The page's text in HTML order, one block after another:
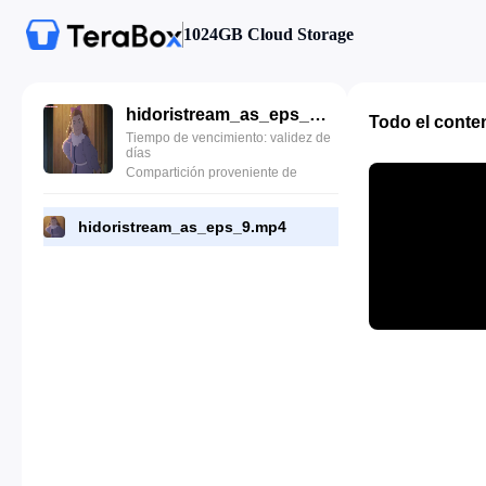
1024GB Cloud Storage
hidoristream_as_eps_9.mp4
Tiempo de vencimiento: validez de
días
Compartición proveniente de
hidoristream_as_eps_9.mp4
Todo el